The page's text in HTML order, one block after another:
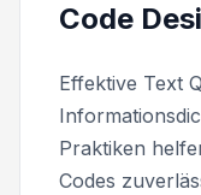
Code
Effektive Text
Praktiken
Codes